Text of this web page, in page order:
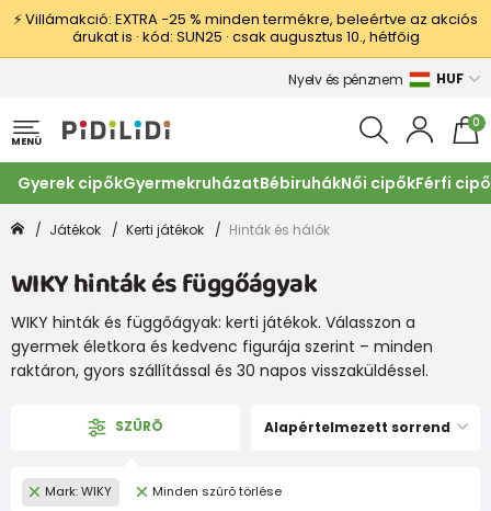
⚡ Villámakció: EXTRA −25 % minden termékre, beleértve az akciós
árukat is · kód: SUN25 · csak augusztus 10., hétfőig
Nyelv és pénznem HUF
MENÜ
0
Gyerek cipőkGyermekruházatBébiruhákNői cipőkFérfi
Játékok Kerti játékok Hinták és hálók
WIKY hinták és függőágyak
WIKY hinták és függőágyak: kerti játékok. Válasszon a
gyermek életkora és kedvenc figurája szerint – minden
raktáron, gyors szállítással és 30 napos visszaküldéssel.
SZÛRÕ Alapértelmezett sorrend
Mark: WIKY Minden szûrõ törlése